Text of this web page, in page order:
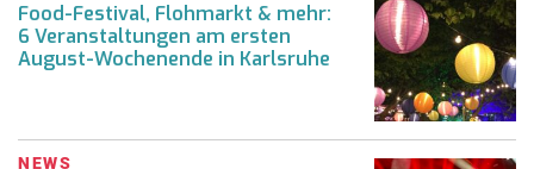
Food-Festival, Flohmarkt & mehr:
6 Veranstaltungen am ersten
August-Wochenende in Karlsruhe
NEWS